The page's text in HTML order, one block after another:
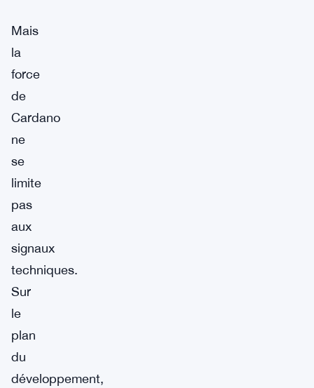
Mais
la
force
de
Cardano
ne
se
limite
pas
aux
signaux
techniques.
Sur
le
plan
du
développement,